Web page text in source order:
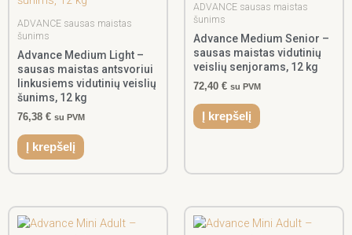
ADVANCE sausas maistas
šunims
Advance Medium Light –
sausas maistas antsvoriui
linkusiems vidutinių veislių
šunims, 12 kg
76,38 € su PVM
Į krepšelį
ADVANCE sausas maistas
šunims
Advance Medium Senior –
sausas maistas vidutinių
veislių senjorams, 12 kg
72,40 € su PVM
Į krepšelį